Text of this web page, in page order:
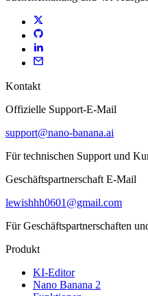
Kontakt
Offizielle Support-E-Mail
support@nano-banana.ai
Für technischen Support und
Geschäftspartnerschaft E-Mail
lewishhh0601@gmail.com
Für Geschäftspartnerschaften
Produkt
KI-Editor
Nano Banana 2